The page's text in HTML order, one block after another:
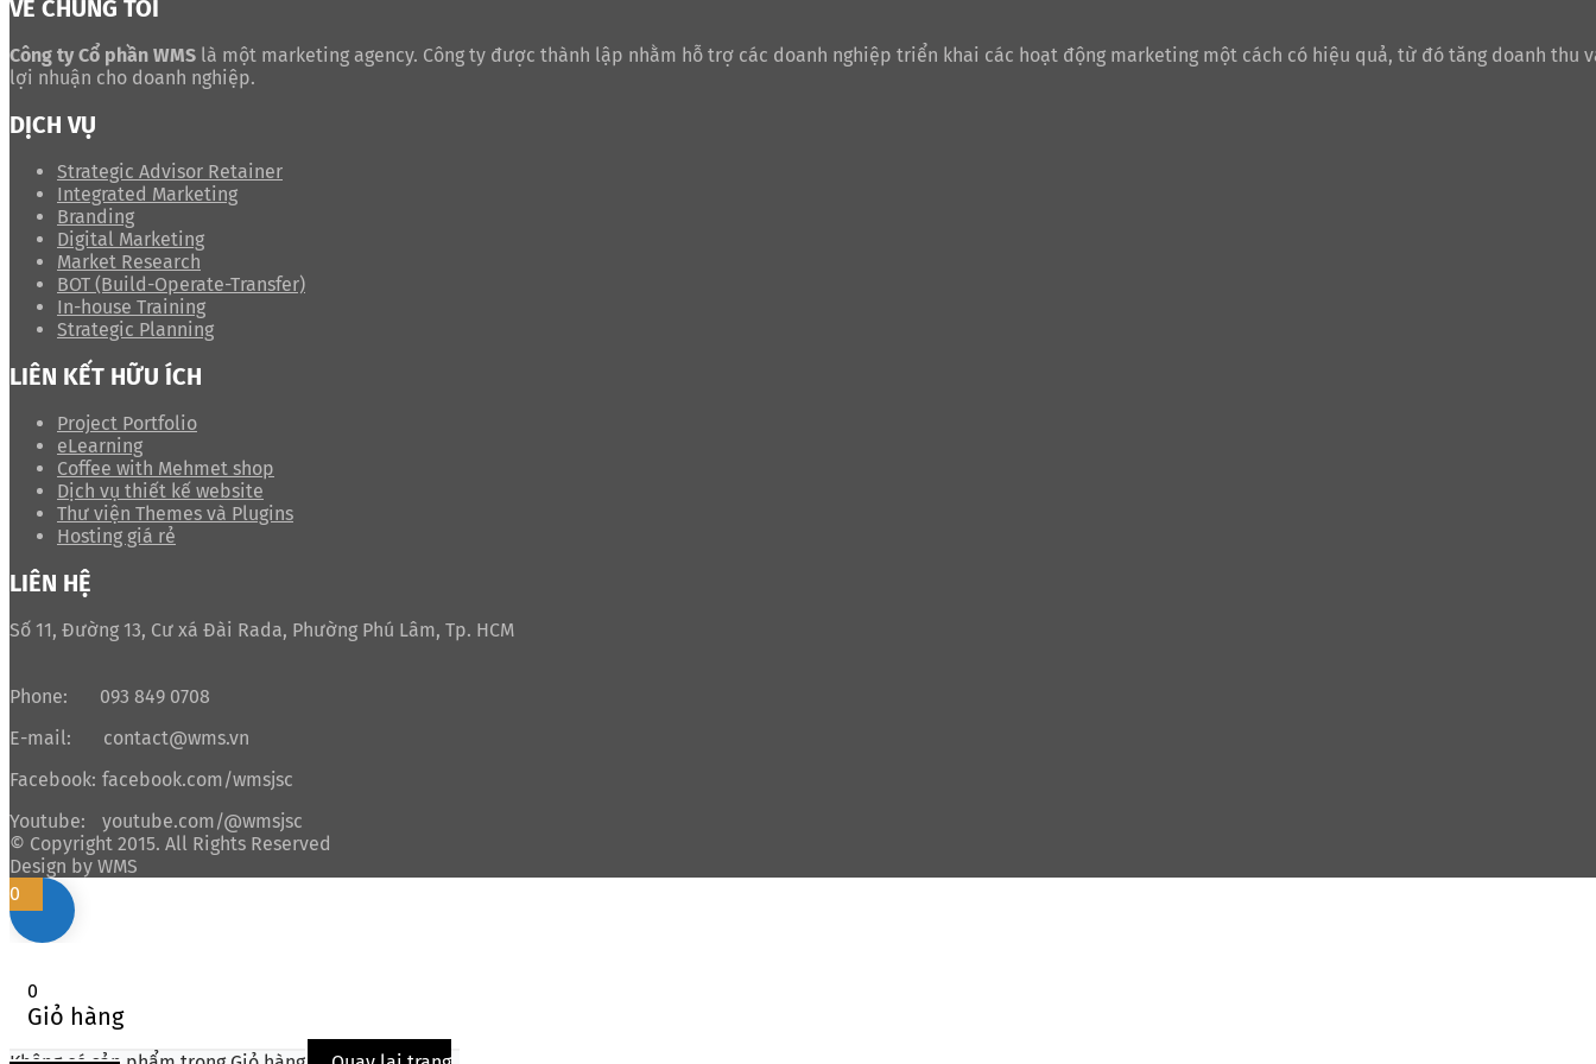
VỀ CHÚNG TÔI
Công ty Cổ phần WMS là một marketing agency. Công ty được thành lập nhằm hỗ trợ các doanh nghiệp triển khai các hoạt động marketing một cách có hiệu quả, từ đó tăng doanh thu
lợi nhuận cho doanh nghiệp.
DỊCH VỤ
Strategic Advisor Retainer
Integrated Marketing
Branding
Digital Marketing
Market Research
BOT (Build-Operate-Transfer)
In-house Training
Strategic Planning
LIÊN KẾT HỮU ÍCH
Project Portfolio
eLearning
Coffee with Mehmet shop
Dịch vụ thiết kế website
Thư viện Themes và Plugins
Hosting giá rẻ
LIÊN HỆ
Số 11, Đường 13, Cư xá Đài Rada, Phường Phú Lâm, Tp. HCM
Phone:
093 849 0708
E-mail:
contact@wms.vn
Facebook: facebook.com/wmsjsc
Youtube:
youtube.com/@wmsjsc
© Copyright 2015. All Rights Reserved
Design by WMS
0
0
Giỏ hàng